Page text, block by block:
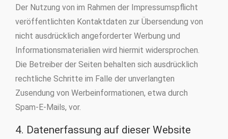
Der Nutzung von im Rahmen der Impressumspflicht
veröffentlichten Kontaktdaten zur Übersendung von
nicht ausdrücklich angeforderter Werbung und
Informationsmaterialien wird hiermit widersprochen.
Die Betreiber der Seiten behalten sich ausdrücklich
rechtliche Schritte im Falle der unverlangten
Zusendung von Werbeinformationen, etwa durch
Spam-E-Mails, vor.
4. Datenerfassung auf dieser Website